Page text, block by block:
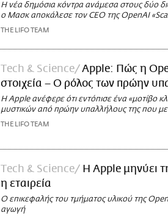
Η νέα δημόσια κόντρα ανάμεσα στους δύο
ο Μασκ αποκάλεσε τον CEO της OpenAI
THE LIFO TEAM
Τech & Science Apple: Πώς η
στοιχεία – Ο ρόλος των πρώην
Η Apple ανέφερε ότι εντόπισε ένα «μοτίβο
μυστικών από πρώην υπαλλήλους της που
THE LIFO TEAM
Τech & Science
Η Apple μηνύει
η εταιρεία
Ο επικεφαλής του τμήματος υλικού της
αγωγή